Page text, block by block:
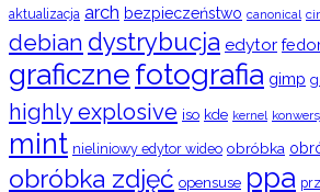
aktualizacja arch bezpieczeństwo canonical
debian dystrybucja edytor
graficznefotografia gimp
highly explosive iso kde kernel
mint nieliniowy edytor wideo obróbka
obróbka zdjęć opensuse ppa